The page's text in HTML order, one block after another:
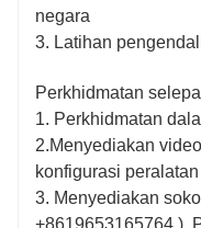
negara
3. Latihan
Perkhidmatan
1. Perkhidmatan
2.Menyediakan
konfigurasi peralatan
3. Menyediakan
+8619653165764 ).